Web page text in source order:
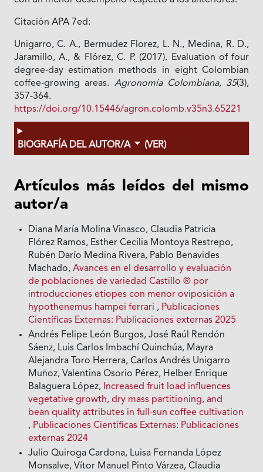
Citación APA 7ed:
Unigarro, C. A., Bermudez Florez, L. N., Medina, R. D.,
Jaramillo, A., & Flórez, C. P. (2017). Evaluation of four
degree-day estimation methods in eight Colombian
coffee-growing areas. Agronomía Colombiana, 35(3),
357-364.
https://doi.org/10.15446/agron.colomb.v35n3.65221
BIOGRAFÍA DEL AUTOR/A (VER)
Artículos más leídos del mismo
autor/a
Diana María Molina Vinasco, Claudia Patricia
Flórez Ramos, Esther Cecilia Montoya Restrepo,
Rubén Darío Medina Rivera, Pablo Benavides
Machado,Avances en el desarrollo y evaluación
de poblaciones de variedad Castillo ® por
introducciones etíopes con menor oviposición a
hypothenemus hampei ferrari , Publicaciones
Científicas Externas: Publicaciones externas 2025
Andrés Felipe León Burgos, José Raúl Rendón
Sáenz, Luis Carlos Imbachí Quinchúa, Mayra
Alejandra Toro Herrera, Carlos Andrés Unigarro
Muñoz, Valentina Osorio Pérez, Helber Enrique
Balaguera López, Increased fruit load influences
vegetative growth, dry mass partitioning, and
bean quality attributes in full-sun coffee cultivation
, Publicaciones Científicas Externas: Publicaciones
externas 2024
Julio Quiroga Cardona, Luisa Fernanda López
Monsalve, Vítor Manuel Pinto Várzea, Claudia